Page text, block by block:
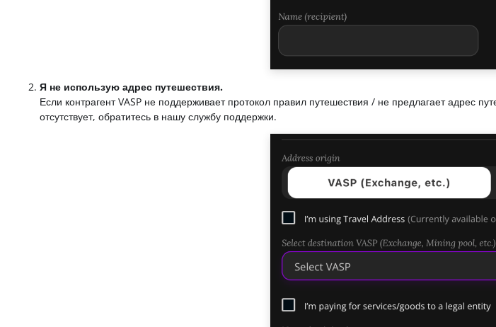
Я не использую адрес путешествия.
Если контрагент VASP не поддерживает протокол правил путешествия / не предлагает
отсутствует, обратитесь в нашу службу поддержки.